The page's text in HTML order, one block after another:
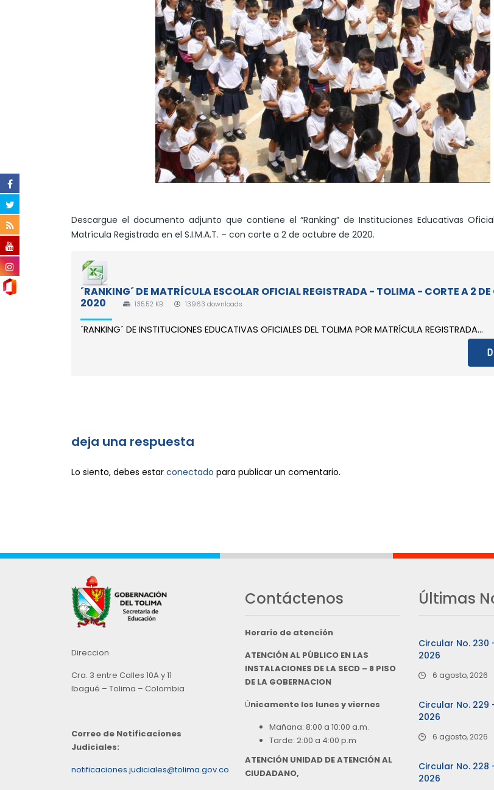
Descargue el documento adjunto que contiene el “Ranking” de Instituciones Educativas
Matrícula Registrada en el S.I.M.A.T. – con corte a 2 de octubre de 2020.
´RANKING´ DE MATRÍCULA ESCOLAR OFICIAL REGISTRADA - TOLIMA - CORTE A 2 DE
2020
135.52 KB 13963 downloads
´RANKING´ DE INSTITUCIONES EDUCATIVAS OFICIALES DEL TOLIMA POR MATRÍCULA REGISTRADA...
deja una respuesta
Lo siento, debes estar conectado para publicar un comentario.
Direccion
Cra. 3 entre Calles 10A y 11
Ibagué – Tolima – Colombia
Correo de Notificaciones
Judiciales:
notificaciones.judiciales@tolima.gov.co
Contáctenos
Horario de atención
ATENCIÓN AL PÚBLICO EN LAS
INSTALACIONES DE LA SECD – 8 PISO
DE LA GOBERNACION
Únicamente los lunes y viernes
Mañana: 8:00 a 10:00 a.m.
Tarde: 2:00 a 4:00 p.m
ATENCIÓN UNIDAD DE ATENCIÓN AL
CIUDADANO,
Últimas
Circular No.
2026
6 agosto, 2026
Circular No.
2026
6 agosto, 2026
Circular No.
2026